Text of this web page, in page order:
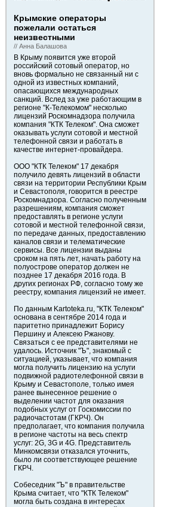
Крымские операторы
пожелали остаться
неизвестными
// Анна Балашова
В Крыму появится уже второй
российский сотовый оператор, но
вновь формально не связанный ни с
одной из известных компаний,
опасающихся международных
санкций. Вслед за уже работающим в
регионе "К-Телекомом" несколько
лицензий Роскомнадзора получила
компания "КТК Телеком". Она сможет
оказывать услуги сотовой и местной
телефонной связи и работать в
качестве интернет-провайдера.
ООО "КТК Телеком" 17 декабря
получило девять лицензий в области
связи на территории Республики Крым
и Севастополя, говорится в реестре
Роскомнадзора. Согласно полученным
разрешениям, компания сможет
предоставлять в регионе услуги
сотовой и местной телефонной связи,
по передаче данных, предоставлению
каналов связи и телематические
сервисы. Все лицензии выданы
сроком на пять лет, начать работу на
полуострове оператор должен не
позднее 17 декабря 2016 года. В
других регионах РФ, согласно тому же
реестру, компания лицензий не имеет.
По данным Kartoteka.ru, "КТК Телеком"
основана в сентябре 2014 года и
паритетно принадлежит Борису
Першину и Алексею Ржанову.
Связаться с ее представителями не
удалось. Источник "Ъ", знакомый с
ситуацией, указывает, что компания
могла получить лицензию на услуги
подвижной радиотелефонной связи в
Крыму и Севастополе, только имея
ранее вынесенное решение о
выделении частот для оказания
подобных услуг от Госкомиссии по
радиочастотам (ГКРЧ). Он
предполагает, что компания получила
в регионе частоты на весь спектр
услуг: 2G, 3G и 4G. Представитель
Минкомсвязи отказался уточнить,
было ли соответствующее решение
ГКРЧ.
Собеседник "Ъ" в правительстве
Крыма считает, что "КТК Телеком"
могла быть создана в интересах